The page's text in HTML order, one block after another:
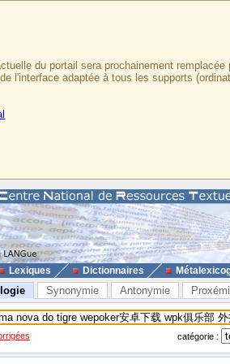
du portail sera prochainement remplacée
l'interface adaptée à tous les supports
Lexiques Dictionnaires
Synonymie Antonymie
catégorie :